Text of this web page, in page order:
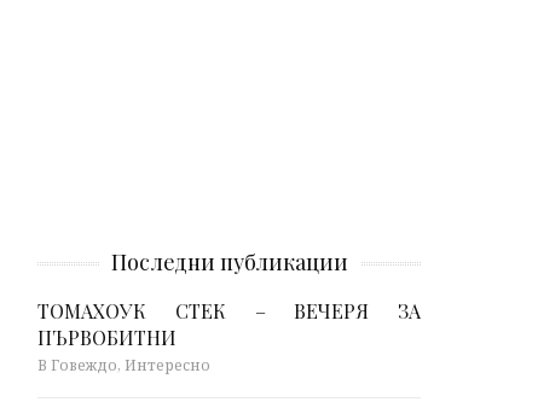
Последни публикации
ТОМАХОУК СТЕК – ВЕЧЕРЯ ЗА
ПЪРВОБИТНИ
В Говеждо, Интересно